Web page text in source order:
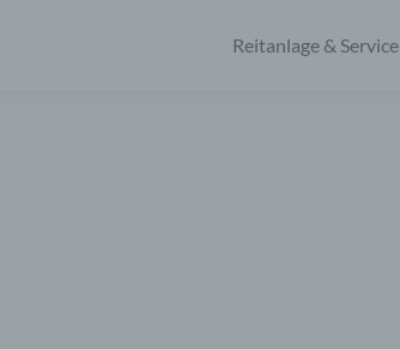
Inhalt
Reitanlage & Service